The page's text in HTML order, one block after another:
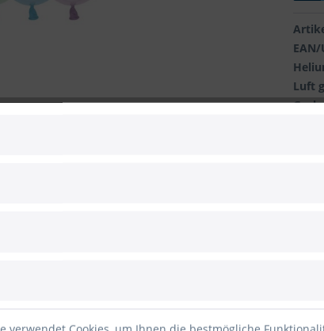
EAN/
Luft
Sweet Pastel Matte 30cm/12" 25 Stück
Lilac
Latexballon Happy Birthday Sweet Pastel